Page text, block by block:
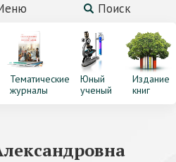
Поиск
Тематические
журналы
Юный
ученый
Издание
книг